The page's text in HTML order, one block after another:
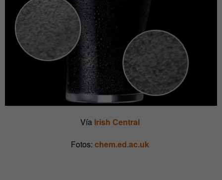
Vía Irish Central
Fotos: chem.ed.ac.uk